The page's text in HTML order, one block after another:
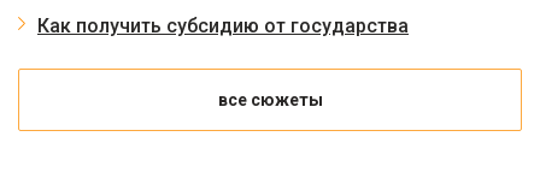
Как получить субсидию от государства
все сюжеты